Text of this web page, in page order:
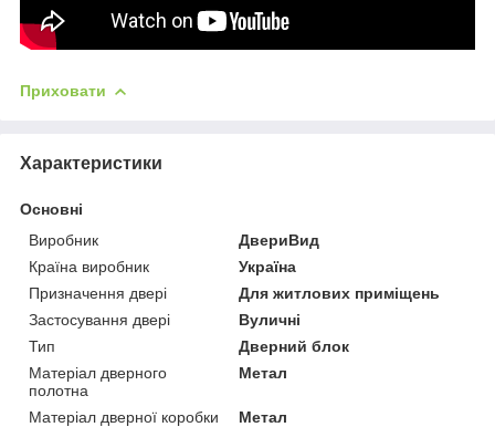
Приховати
Характеристики
Основні
Виробник
ДвериВид
Країна виробник
Україна
Призначення двері
Для житлових приміщень
Застосування двері
Вуличні
Тип
Дверний блок
Матеріал дверного
полотна
Метал
Матеріал дверної коробки
Метал